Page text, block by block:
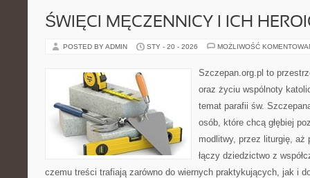
ŚWIĘCI MĘCZENNICY I ICH
POSTED BY ADMIN STY - 20 - 2026 MOŻLIWOŚĆ
Szczepan.org.pl to
oraz życiu wspólnoty
temat parafii św.
osób, które chcą głębiej
modlitwy, przez liturgię, aż
łączy dziedzictwo z
czemu treści trafiają zarówno do wiernych praktykujących, jak i